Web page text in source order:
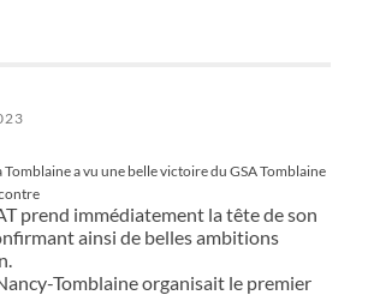
a vu une belle victoire du GSA Tomblaine
prend immédiatement la tête de son
ainsi de belles ambitions
Tomblaine organisait le premier